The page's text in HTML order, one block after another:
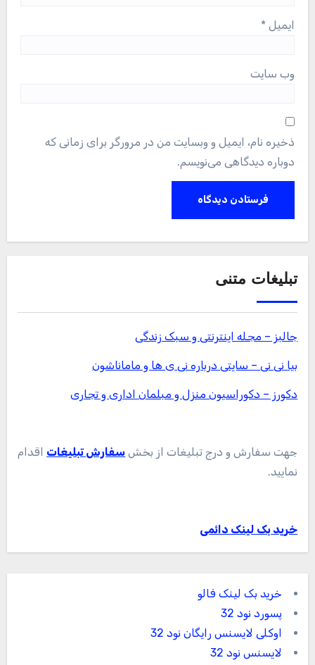
ایمیل *
وب‌ سایت
ذخیره نام، ایمیل و وبسایت من در مرورگر برای زمانی که
دوباره دیدگاهی می‌نویسم.
تبلیغات متنی
جالبز – مجله اینترنتی و سبک زندگی
بیا نی نی – سایتی درباره نی ی ها و ماماناشون
دکورز – دکوراسیون منزل و مبلمان اداری و تجاری
جهت سفارش و درج تبلیغات از بخش سفارش تبلیغات اقدام
نمایید.
خرید بک لینک دائمی
خرید بک لینک فالو
پسورد نود 32
اوکلی لایسنس رایگان نود 32
لایسنس نود 32